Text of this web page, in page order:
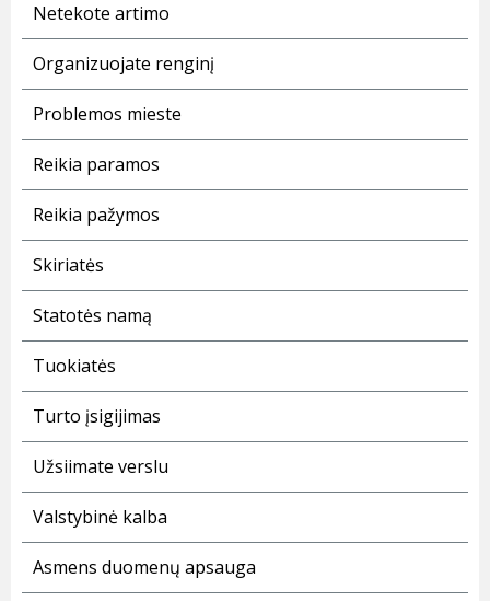
Netekote artimo
Organizuojate renginį
Problemos mieste
Reikia paramos
Reikia pažymos
Skiriatės
Statotės namą
Tuokiatės
Turto įsigijimas
Užsiimate verslu
Valstybinė kalba
Asmens duomenų apsauga